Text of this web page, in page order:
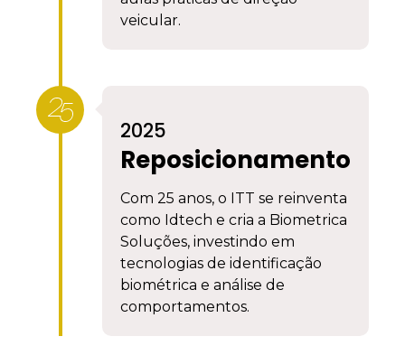
veicular.
2025
Reposicionamento
Com 25 anos, o ITT se reinventa
como Idtech e cria a Biometrica
Soluções, investindo em
tecnologias de identificação
biométrica e análise de
comportamentos.